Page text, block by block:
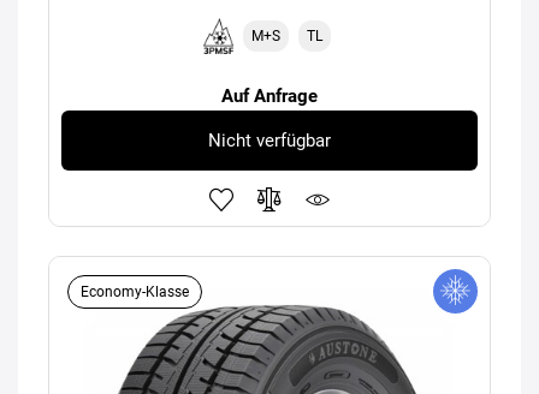
M+S TL
Auf Anfrage
Nicht verfügbar
Economy-Klasse